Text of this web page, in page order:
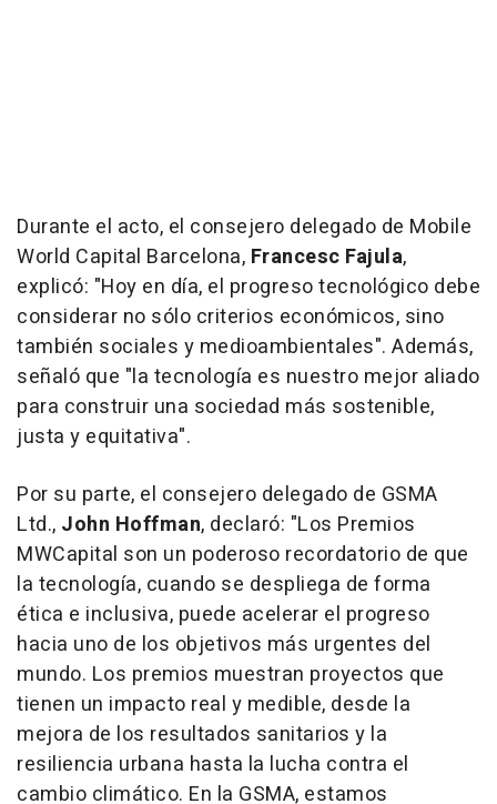
Durante el acto, el consejero delegado de Mobile
World Capital Barcelona, Francesc Fajula,
explicó: "Hoy en día, el progreso tecnológico debe
considerar no sólo criterios económicos, sino
también sociales y medioambientales". Además,
señaló que "la tecnología es nuestro mejor aliado
para construir una sociedad más sostenible,
justa y equitativa".
Por su parte, el consejero delegado de GSMA
Ltd., John Hoffman, declaró: "Los Premios
MWCapital son un poderoso recordatorio de que
la tecnología, cuando se despliega de forma
ética e inclusiva, puede acelerar el progreso
hacia uno de los objetivos más urgentes del
mundo. Los premios muestran proyectos que
tienen un impacto real y medible, desde la
mejora de los resultados sanitarios y la
resiliencia urbana hasta la lucha contra el
cambio climático. En la GSMA, estamos